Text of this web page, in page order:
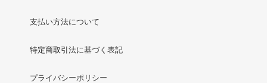
支払い方法について
特定商取引法に基づく表記
プライバシーポリシー